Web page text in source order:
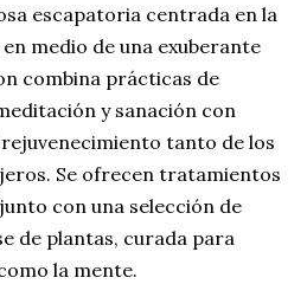
escapatoria centrada en la
medio de una exuberante
combina prácticas de
y sanación con
tanto de los
Se ofrecen tratamientos
con una selección de
de plantas, curada para
la mente.